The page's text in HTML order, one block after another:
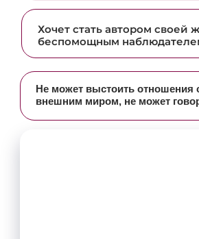
конфликты и эмоциональные
состояния
Научитесь выстраивать личные
границы без чувства вины,
улучшите качество отношений с
собой и окружающими
уровень тревожности